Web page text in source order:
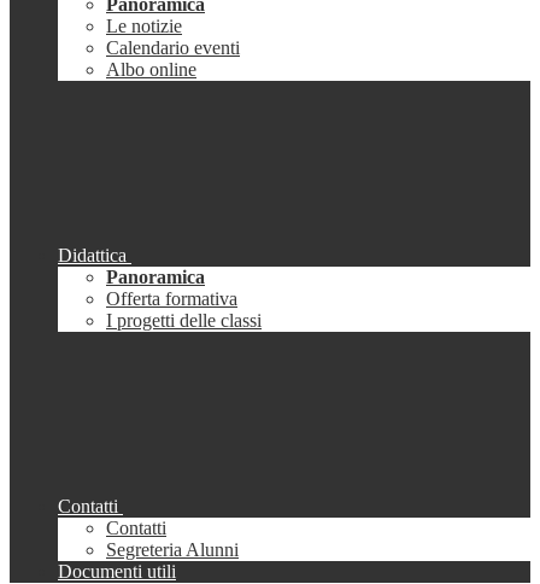
Panoramica
Le notizie
Calendario eventi
Albo online
Didattica
Panoramica
Offerta formativa
I progetti delle classi
Contatti
Contatti
Segreteria Alunni
Documenti utili